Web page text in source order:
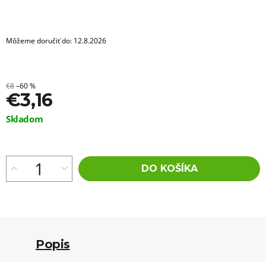
Môžeme doručiť do: 12.8.2026
€8–60 %
€3,16
Jednotková
Skladom
DO KOŠÍKA
Popis